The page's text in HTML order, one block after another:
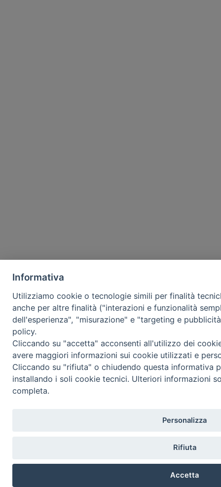
Informativa
Utilizziamo cookie o tecnologie simili per finalità
anche per altre finalità ("interazioni e funzionalità
dell'esperienza", "misurazione" e "targeting e
policy.
Cliccando su "accetta" acconsenti all'utilizzo dei
avere maggiori informazioni sui cookie utilizzati e
Cliccando su "rifiuta" o chiudendo questa informativa
installando i soli cookie tecnici. Ulteriori informazioni
completa.
Personalizza
Rifiuta
Accetta